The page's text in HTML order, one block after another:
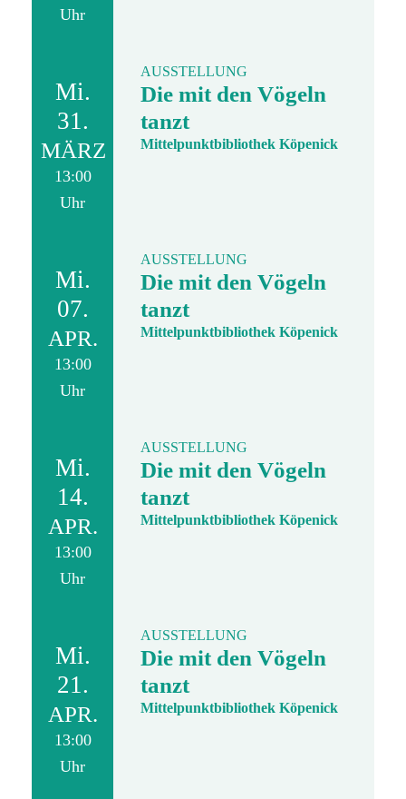
Uhr
Mi.
31.
MÄRZ
13:00
Uhr
AUSSTELLUNG
Die mit den Vögeln
tanzt
Mittelpunktbibliothek Köpenick
Mi.
07.
APR.
13:00
Uhr
AUSSTELLUNG
Die mit den Vögeln
tanzt
Mittelpunktbibliothek Köpenick
Mi.
14.
APR.
13:00
Uhr
AUSSTELLUNG
Die mit den Vögeln
tanzt
Mittelpunktbibliothek Köpenick
Mi.
21.
APR.
13:00
Uhr
AUSSTELLUNG
Die mit den Vögeln
tanzt
Mittelpunktbibliothek Köpenick